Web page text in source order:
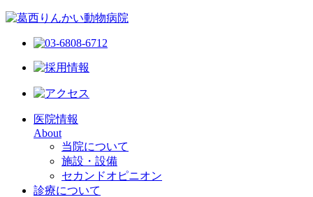
医院情報
About
当院について
施設・設備
セカンドオピニオン
診療について